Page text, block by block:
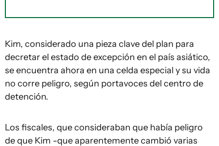
Kim, considerado una pieza clave del plan para
decretar el estado de excepción en el país asiático,
se encuentra ahora en una celda especial y su vida
no corre peligro, según portavoces del centro de
detención.
Los fiscales, que consideraban que había peligro
de que Kim -que aparentemente cambió varias